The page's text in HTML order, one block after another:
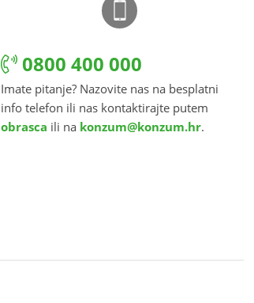
0800 400 000
Imate pitanje? Nazovite nas na besplatni
info telefon ili nas kontaktirajte putem
obrasca ili na konzum@konzum.hr.